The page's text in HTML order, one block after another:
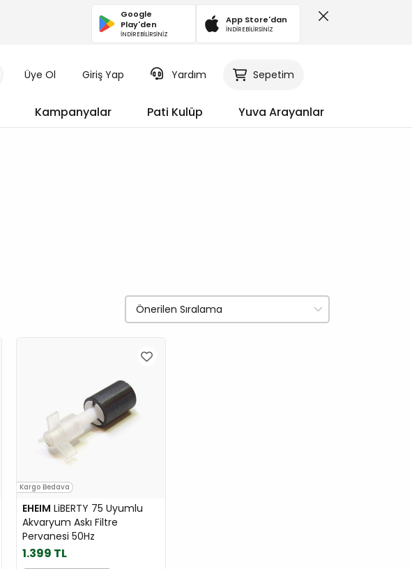
Google
Play'den
İNDİREBİLİRSİNİZ
App Store'dan
İNDİREBİLİRSİNİZ
Üye Ol Giriş Yap Yardım Sepetim
Kampanyalar Pati Kulüp Yuva Arayanlar
Kargo Bedava
EHEIM LiBERTY 75 Uyumlu
Akvaryum Askı Filtre
Pervanesi 50Hz
1.399 TL